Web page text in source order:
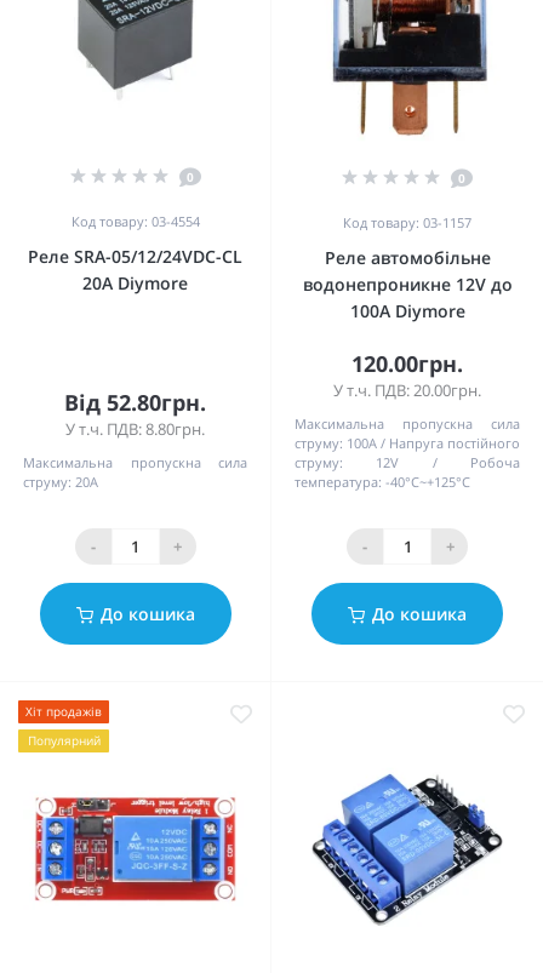
0
Код товару: 03-4554
Реле SRA-05/12/24VDC-CL
20А Diymore
Від 52.80грн.
У т.ч. ПДВ: 8.80грн.
Максимальна пропускна сила
струму: 20А
- +
До кошика
0
Код товару: 03-1157
Реле автомобільне
водонепроникне 12V до
100A Diymore
120.00грн.
У т.ч. ПДВ: 20.00грн.
Максимальна пропускна сила
струму: 100А
Напруга постійного
струму:
12V
Робоча
температура: -40°C~+125°C
- +
До кошика
Хіт продажів
Популярний